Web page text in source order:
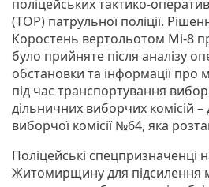
поліцейських тактико-
(ТОР) патрульної поліції.
Коростень вертольотом Мі-8
було прийняте після аналізу
обстановки та інформації про
під час транспортування
дільничних виборчих комісій
виборчої комісії №64, яка
Поліцейські спецпризначенці
Житомирщину для підсилення